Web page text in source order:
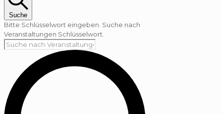
Suche
Bitte Schlüsselwort eingeben. Suche nach
Veranstaltungen Schlüsselwort.